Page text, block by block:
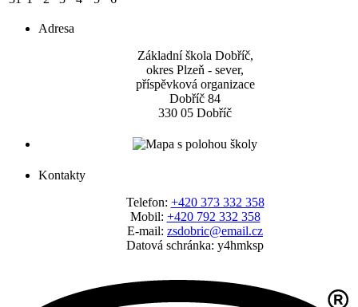
Adresa
Základní škola Dobříč,
okres Plzeň - sever,
příspěvková organizace
Dobříč 84
330 05 Dobříč
Kontakty
Telefon: +420 373 332 358
Mobil: +420 792 332 358
E-mail: zsdobric@email.cz
Datová schránka: y4hmksp